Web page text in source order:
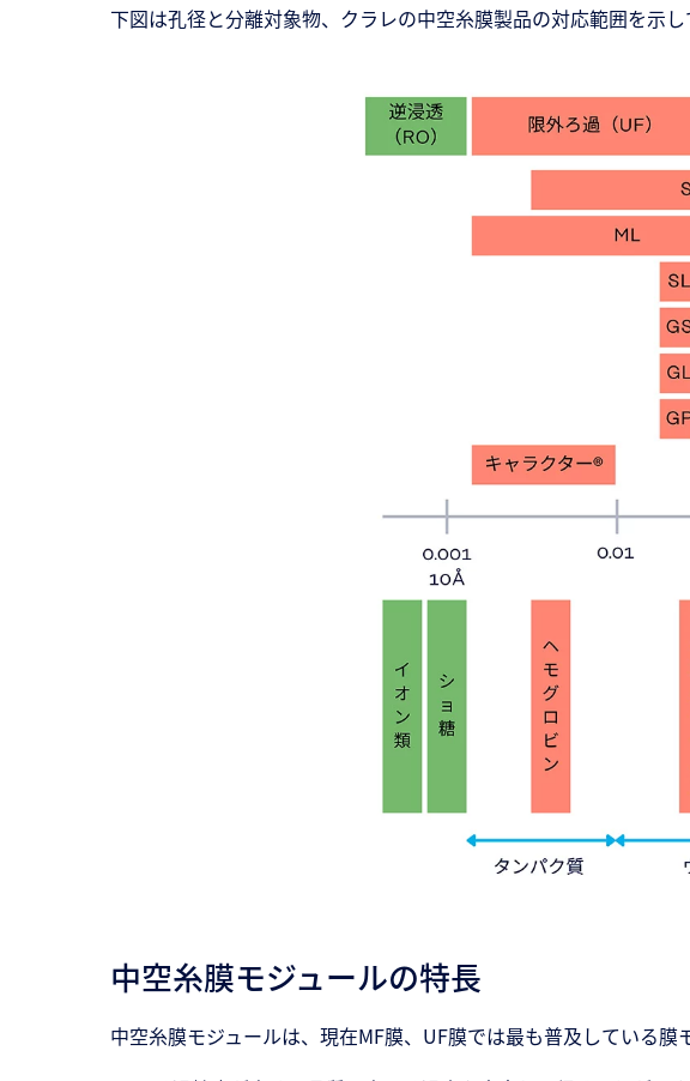
下図は孔径と分離対象物、クラレの中空糸膜製品の対応範囲を示し
中空糸膜モジュールの特長
中空糸膜モジュールは、現在MF膜、UF膜では最も普及している